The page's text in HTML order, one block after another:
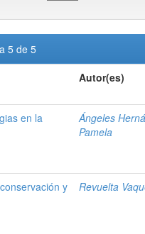
5 de 5
Autor(es)
en la
Ángeles
Pamela
y
Revuelta